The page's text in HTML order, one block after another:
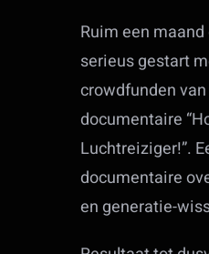
Ruim een
serieus gestart
crowdfunden
documentaire
Luchtreiziger!”.
documentaire
en generatie-